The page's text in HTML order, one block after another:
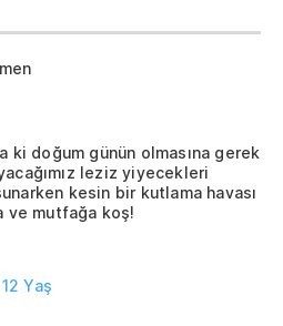
ki doğum günün olmasına gerek
leziz yiyecekleri
kesin bir kutlama havası
ve mutfağa koş!
Yaş